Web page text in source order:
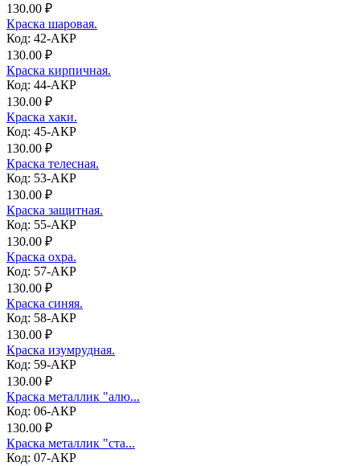
130.00 ₽
Краска шаровая.
Код: 42-АКР
130.00 ₽
Краска кирпичная.
Код: 44-АКР
130.00 ₽
Краска хаки.
Код: 45-АКР
130.00 ₽
Краска телесная.
Код: 53-АКР
130.00 ₽
Краска защитная.
Код: 55-АКР
130.00 ₽
Краска охра.
Код: 57-АКР
130.00 ₽
Краска синяя.
Код: 58-АКР
130.00 ₽
Краска изумрудная.
Код: 59-АКР
130.00 ₽
Краска металлик "алю...
Код: 06-АКР
130.00 ₽
Краска металлик "ста...
Код: 07-АКР